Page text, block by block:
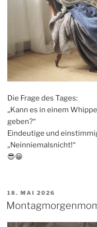
Die Frage des Tages:
„Kann es in einem
geben?“
Eindeutige und
„Neinniemalsnicht!“
😎😁
VERÖFFENTLICHT
AM
18. MAI 2026